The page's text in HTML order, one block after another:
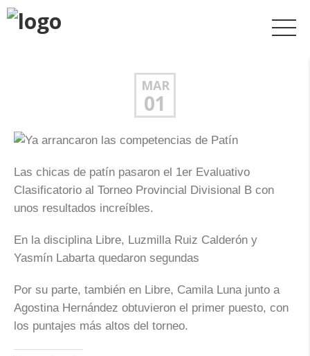
MAR
01
Las chicas de patín pasaron el 1er Evaluativo
Clasificatorio al Torneo Provincial Divisional B con
unos resultados increíbles.
En la disciplina Libre, Luzmilla Ruiz Calderón y
Yasmín Labarta quedaron segundas
Por su parte, también en Libre, Camila Luna junto a
Agostina Hernández obtuvieron el primer puesto, con
los puntajes más altos del torneo.